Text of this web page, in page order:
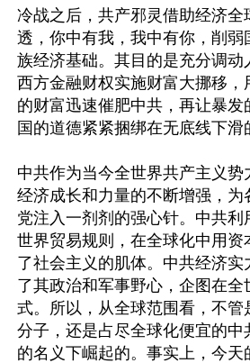
冷战之后，共产邪灵借助经济全
透，你中有我，我中有你，削弱
族经济基础。其目的是充分调动
西方金融财权实施财富大挪移，
的财富迅速催肥中共，再让暴发
国的道德紧紧捆绑在无底线下滑
中共作为当今全世界共产主义势
经济成长和力量的不断增强，为
党注入一剂剂的强心针。中共利
世界贸易规则，在全球化中用资
了社会主义的肌体。中共经济实
了其政治和军事野心，企图在全
式。所以，从全球范围看，不管
分子，还是占尽全球化便宜的中
的名义下崛起的。事实上，今天